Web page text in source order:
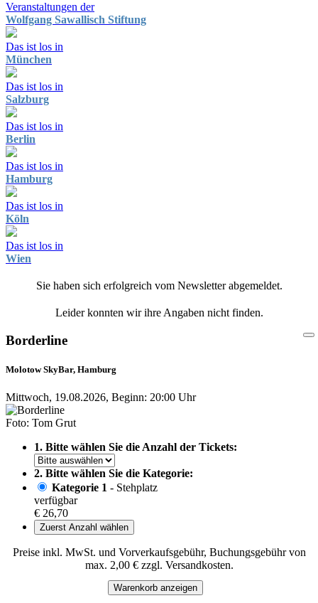
Veranstaltungen der
Wolfgang Sawallisch Stiftung
Das ist los in
München
Das ist los in
Salzburg
Das ist los in
Berlin
Das ist los in
Hamburg
Das ist los in
Köln
Das ist los in
Wien
Sie haben sich erfolgreich vom Newsletter abgemeldet.
Leider konnten wir ihre Angaben nicht finden.
Borderline
Molotow SkyBar, Hamburg
Mittwoch, 19.08.2026, Beginn: 20:00 Uhr
Foto: Tom Grut
1. Bitte wählen Sie die Anzahl der Tickets:
2. Bitte wählen Sie die Kategorie:
Kategorie 1 - Stehplatz
verfügbar
€ 26,70
Zuerst Anzahl wählen
Preise inkl. MwSt. und Vorverkaufsgebühr, Buchungsgebühr von
max. 2,00 € zzgl. Versandkosten.
Warenkorb anzeigen